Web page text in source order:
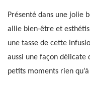
Présenté dans une jolie
allie bien-être et
une tasse de cette
aussi une façon
petits moments rien